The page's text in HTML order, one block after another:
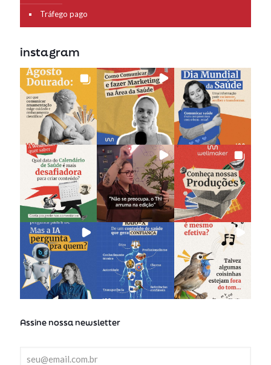
Tráfego pago
instagram
Assine nossa newsletter